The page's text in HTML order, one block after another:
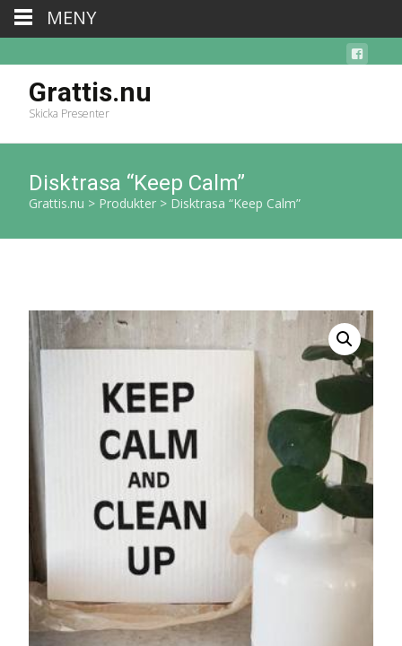
Grattis.nu
Skicka Presenter
Disktrasa “Keep Calm”
Grattis.nu > Produkter > Disktrasa “Keep Calm”
MENY